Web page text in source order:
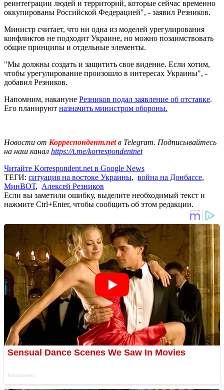
реинтеграции людей и территорий, которые сейчас временно
оккупированы Российской Федерацией", - заявил Резников.
Министр считает, что ни одна из моделей урегулирования
конфликтов не подходит Украине, но можно позаимствовать
общие принципы и отдельные элементы.
"Мы должны создать и защитить свое видение. Если хотим,
чтобы урегулирование произошло в интересах Украины", -
добавил Резников.
Напомним, накануне Резников подал заявление об отставке.
Его планируют назначить министром обороны.
Новости от Корреспондент.netв Telegram. Подписывайтесь
на наш канал https://t.me/korrespondentnet
Читайте Korrespondent.net в Google News
ТЕГИ: ситуация на востоке Украины, война на Донбассе,
МинВОТ, Алексей Резников
Если вы заметили ошибку, выделите необходимый текст и
нажмите Ctrl+Enter, чтобы сообщить об этом редакции.